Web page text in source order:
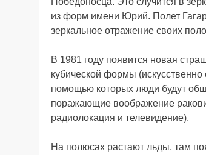
из форм имени Юрий. Полет
зеркальное отражение своих
В 1981 году появится новая
кубической формы
помощью которых люди будут
поражающие воображение
радиолокация и телевидение).
На полюсах растают льды, там